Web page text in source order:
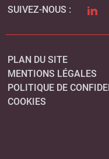
SUIVEZ-NOUS :
PLAN DU SITE
MENTIONS LÉGALES
POLITIQUE DE
COOKIES